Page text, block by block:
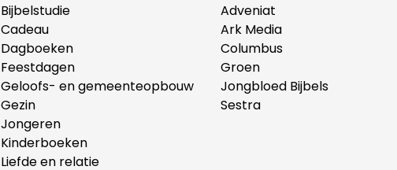
Bijbelstudie
Cadeau
Dagboeken
Feestdagen
Geloofs- en gemeenteopbouw
Gezin
Jongeren
Kinderboeken
Liefde en relatie
Adveniat
Ark Media
Columbus
Groen
Jongbloed Bijbels
Sestra